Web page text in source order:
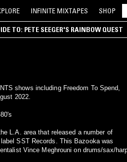
INFINITE MIXTAPES SHOP
TO: PETE SEEGER'S RAINBOW QUEST
shows including Freedom To Spend,
2022.
L.A. area that released a number of
This Bazooka was
Vince Meghrouni on drums/sax/